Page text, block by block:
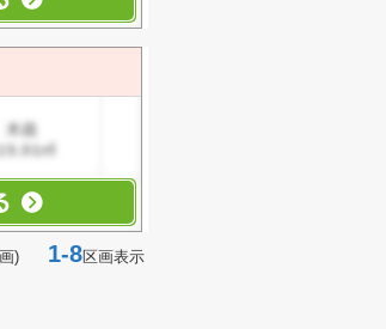
) 1-8区画表示